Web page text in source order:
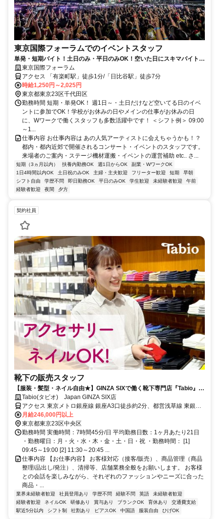
東京国際フォーラムでのイベントスタッフ
単発・短期バイト！土日のみ・平日のみOK！空いた日にスキマバイト！
未経験歓迎！髪色・髪型・ネイルOK
東京国際フォーラム
アクセス 「有楽町駅」徒歩1分/「日比谷駅」徒歩7分
時給1,250円～2,025円
東京都東京23区千代田区
勤務時間 短期・単発OK！ 週1日～・土日だけなど空いてる日のイベ
ントに参加でOK！学校がお休みの日やメインの仕事がお休みの日
に、Wワークで働くスタッフも多数活躍中です！ ＜シフト例＞ 09:00
～1...
仕事内容 お仕事内容は あの人気アーティストに会えちゃうかも！？
都内・都内近郊で開催されるコンサート・イベントのスタッフです。
来場者のご案内・ステージ機材運搬・イベントの運営補助 etc.. さ...
短期（3ヵ月以内） 扶養内勤務OK 週1日からOK
副業・WワークOK
1日4時間以内OK
土日祝のみOK 主婦・主夫歓迎 フリーター歓迎 短期
早朝
シフト自由
学歴不問 即日勤務OK 平日のみOK 学生歓迎 未経験者歓迎
午前
経験者歓迎
夜間 夕方
契約社員
靴下の販売スタッフ
【服装・髪型・ネイル自由★】GINZA SIXで働く靴下専門店『Tabio』販
売スタッフ◆個人ノルマなし・年2回賞与＆社割有
Tabio(タビオ) Japan GINZA SIX店
アクセス 東京メトロ銀座線 銀座A3口徒歩約2分、都営浅草線 東銀座
A1口徒歩約4分、東京メトロ日比谷線 日比谷A0口徒歩約7分
月給246,000円以上
東京都東京23区中央区
勤務時間 実働時間：7時間45分/日 平均勤務日数：1ヶ月あたり21日
・勤務曜日：月・火・水・木・金・土・日・祝 ・勤務時間： [1]
09:45～19:00 [2] 11:30～20:45 ...
仕事内容 【お仕事内容】 お客様対応（接客/販売）、商品管理（商品
整理/品出し/発注）、清掃等、店舗業務全般をお願いします。 お客様
との会話を楽しみながら、それぞれのファッションやニーズに合った
商品・...
業界未経験者歓迎 社員登用あり 学歴不問 経験不問 英語
未経験者歓迎
経験者歓迎
ネイルOK 研修あり 賞与あり ブランクOK 育休あり
交通費支給
駅近5分以内
シフト制 社割あり ピアスOK 中国語 服装自由 ひげOK